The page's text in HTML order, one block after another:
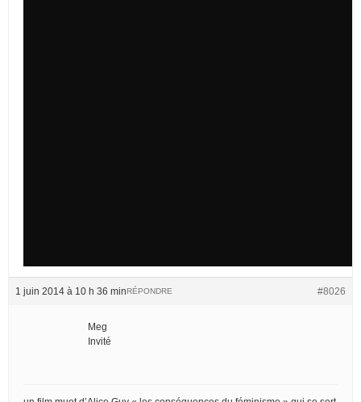
1 juin 2014 à 10 h 36 min #8026
RÉPONDRE
Meg
Invité